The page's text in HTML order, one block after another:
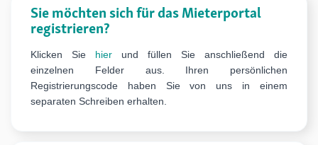
Sie möchten sich für das Mieterportal
registrieren?
Klicken Sie hier und füllen Sie anschließend die
einzelnen Felder aus. Ihren persönlichen
Registrierungscode haben Sie von uns in einem
separaten Schreiben erhalten.